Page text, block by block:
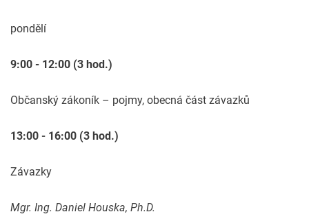
pondělí
9:00 - 12:00 (3 hod.)
Občanský zákoník – pojmy, obecná část závazků
13:00 - 16:00 (3 hod.)
Závazky
Mgr. Ing. Daniel Houska, Ph.D.